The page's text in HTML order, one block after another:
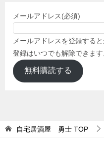
メールアドレス(必須)
メールアドレスを登録する
登録はいつでも解除できます
無料購読する
自宅居酒屋 勇士 TOP